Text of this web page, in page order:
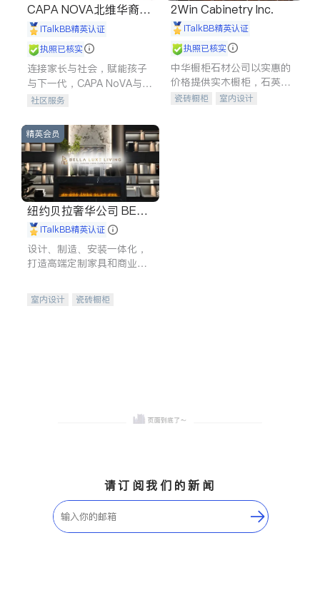
CAPA NOVA北维华裔家
长会iTalkBB精英认证
执照已核实
连接家长与社会，赋能孩子
与下一代，CAPA NoVA与您
携手建设包容、公平、充满
社区服务
2Win Cabinetry Inc.
iTalkBB精英认证
执照已核实
中华橱柜石材公司以实惠的
价格提供实木橱柜，石英石
台面，多种优质不锈钢水
瓷砖橱柜
室内设计
精英会员
纽约贝拉奢华公司 BELL
A LUXE
iTalkBB精英认证
设计、制造、安装一体化，
打造高端定制家具和商业空
室内设计
瓷砖橱柜
请订阅我们的新闻